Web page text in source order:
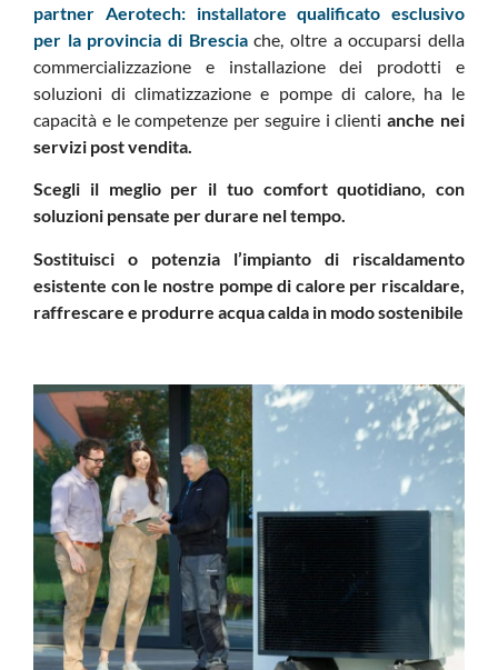
partner Aerotech: installatore qualificato esclusivo
per la provincia di Bresciache, oltre a occuparsi della
commercializzazione e installazione dei prodotti e
soluzioni di climatizzazione e pompe di calore, ha le
capacità e le competenze per seguire i clientianche nei
servizi post vendita.
Scegli il meglio per il tuo comfort quotidiano, con
soluzioni pensate per durare nel tempo.
Sostituisci o potenzia l’impianto di riscaldamento
esistente con le nostre pompe di calore per riscaldare,
raffrescare e produrre acqua calda in modo sostenibile